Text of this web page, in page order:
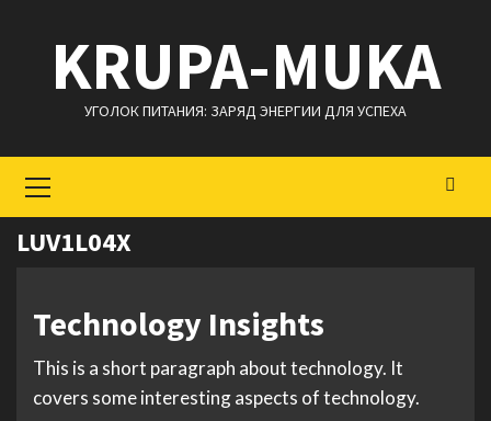
содержимому
KRUPA-MUKA
УГОЛОК ПИТАНИЯ: ЗАРЯД ЭНЕРГИИ ДЛЯ УСПЕХА
меню
LUV1L04X
Technology Insights
This is a short paragraph about technology. It
covers some interesting aspects of technology.